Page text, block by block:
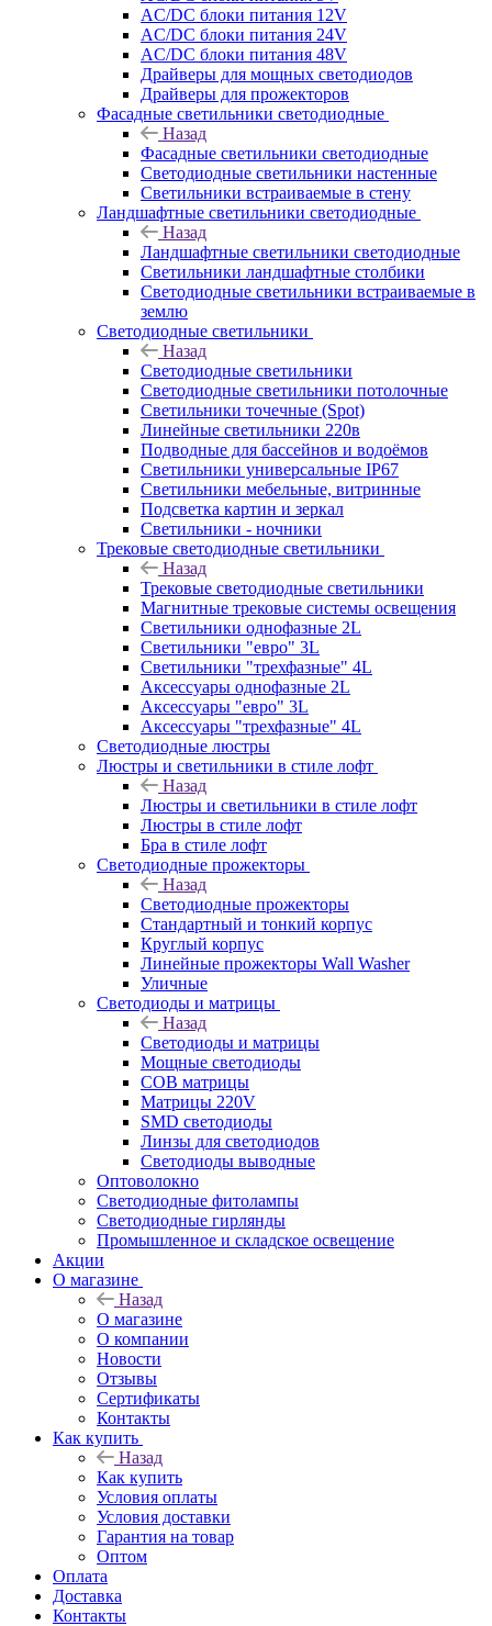
AC/DC блоки питания 12V
AC/DC блоки питания 24V
AC/DC блоки питания 48V
Драйверы для мощных светодиодов
Драйверы для прожекторов
Фасадные светильники светодиодные
Назад
Фасадные светильники светодиодные
Светодиодные светильники настенные
Светильники встраиваемые в стену
Ландшафтные светильники светодиодные
Назад
Ландшафтные светильники светодиодные
Светильники ландшафтные столбики
Светодиодные светильники встраиваемые в
землю
Светодиодные светильники
Назад
Светодиодные светильники
Светодиодные светильники потолочные
Светильники точечные (Spot)
Линейные светильники 220в
Подводные для бассейнов и водоёмов
Светильники универсальные IP67
Светильники мебельные, витринные
Подсветка картин и зеркал
Светильники - ночники
Трековые светодиодные светильники
Назад
Трековые светодиодные светильники
Магнитные трековые системы освещения
Светильники однофазные 2L
Светильники "евро" 3L
Светильники "трехфазные" 4L
Аксессуары однофазные 2L
Аксессуары "евро" 3L
Аксессуары "трехфазные" 4L
Светодиодные люстры
Люстры и светильники в стиле лофт
Назад
Люстры и светильники в стиле лофт
Люстры в стиле лофт
Бра в стиле лофт
Светодиодные прожекторы
Назад
Светодиодные прожекторы
Стандартный и тонкий корпус
Круглый корпус
Линейные прожекторы Wall Washer
Уличные
Светодиоды и матрицы
Назад
Светодиоды и матрицы
Мощные светодиоды
COB матрицы
Матрицы 220V
SMD светодиоды
Линзы для светодиодов
Светодиоды выводные
Оптоволокно
Светодиодные фитолампы
Светодиодные гирлянды
Промышленное и складское освещение
Акции
О магазине
Назад
О магазине
О компании
Новости
Отзывы
Сертификаты
Контакты
Как купить
Назад
Как купить
Условия оплаты
Условия доставки
Гарантия на товар
Оптом
Оплата
Доставка
Контакты